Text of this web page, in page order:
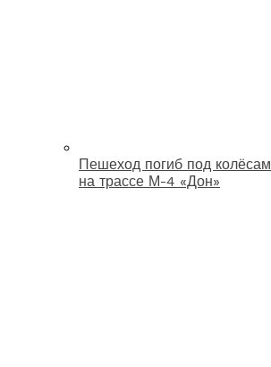
Пешеход погиб под
на трассе М-4 «Дон»